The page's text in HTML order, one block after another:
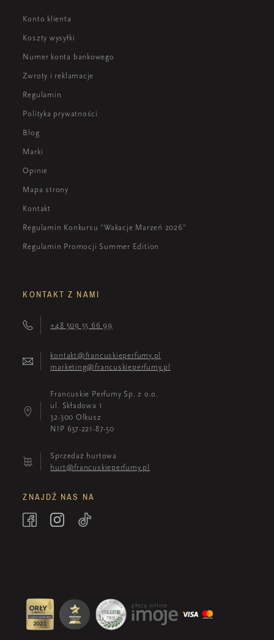
Konto klienta
Koszty wysyłki
Numer konta bankowego
Zwroty i reklamacje
Regulamin
Polityka prywatności
Blog
Marki
Opinie
Mapa strony
Kontakt
Regulamin Konkursu "Wakacje Marzeń 2026"
Regulamin Promocji Summer Edition
KONTAKT Z NAMI
+48 509 55 66 99
kontakt@francuskieperfumy.pl
marketing@francuskieperfumy.pl
Francuskie Perfumy Sp. z o.o.
ul. Składowa 1
32-300 Olkusz
NIP 637-221-87-50
Sprzedaż hurtowa
hurt@francuskieperfumy.pl
ZNAJDŹ NAS NA